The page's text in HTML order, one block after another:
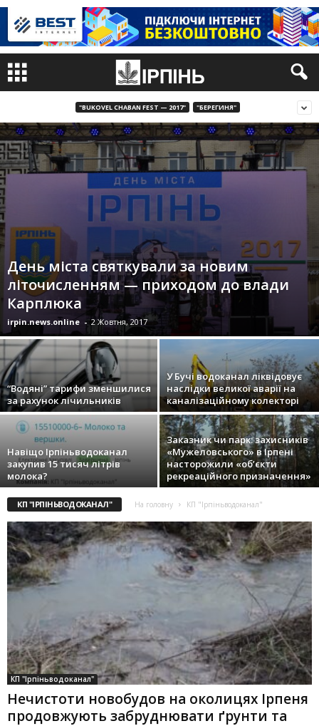
"BUKOVEL CHABAN FEST — 2017" "БЕРЕГИНЯ"
День міста святкували за новим
літочисленням — приходом до влади
Карплюка
irpin.news.online - 2 Жовтня, 2017
“Водяні” тарифи зменшилися
за рахунок лічильників
У Бучі водоканал ліквідовує
наслідки великої аварії на
каналізаційному колекторі
Навіщо Ірпіньводоканал
закупив 15 тисяч літрів
молока?
Заказник чи парк: захисників
«Мужеловського» в Ірпені
насторожили «об’єкти
рекреаційного призначення»
КП "ІРПІНЬВОДОКАНАЛ" На головну КП "Ірпіньводоканал"
КП "Ірпіньводоканал"
Нечистоти новобудов на околицях Ірпеня
продовжують забруднювати ґрунти та